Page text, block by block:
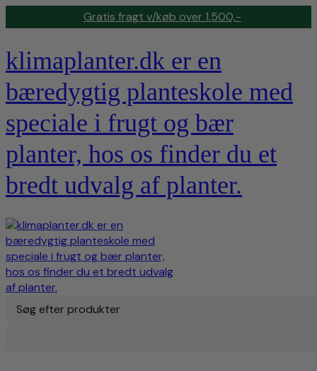
Gratis fragt v/køb over 1.500,-
klimaplanter.dk er en
bæredygtig planteskole med
speciale i frugt og bær
planter, hos os finder du et
bredt udvalg af planter.
Søg efter produkter